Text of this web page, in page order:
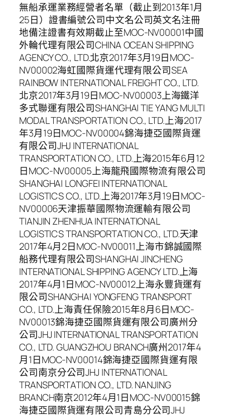
無船承運業務經營者名單（截止到2013年1月
25日）證書編號公司中文名公司英文名注冊
地備注證書有效期截止至MOC-NV00001中國
外輪代理有限公司CHINA OCEAN SHIPPING
AGENCY CO., LTD.北京2017年3月19日MOC-
NV00002海虹國際貨運代理有限公司SEA
RAINBOW INTERNATIONAL FREIGHT CO., LTD.
北京2017年3月19日MOC-NV00003上海鐵洋
多式聯運有限公司SHANGHAI TIE YANG MULTI
MODAL TRANSPORTATION CO., LTD.上海2017
年3月19日MOC-NV00004錦海捷亞國際貨運
有限公司JHJ INTERNATIONAL
TRANSPORTATION CO., LTD.上海2015年6月12
日MOC-NV00005上海龍飛國際物流有限公司
SHANGHAI LONGFEI INTERNATIONAL
LOGISTICS CO., LTD.上海2017年3月19日MOC-
NV00006天津振華國際物流運輸有限公司
TIANJIN ZHENHUA INTERNATIONAL
LOGISTICS TRANSPORTATION CO., LTD.天津
2017年4月2日MOC-NV00011上海市錦誠國際
船務代理有限公司SHANGHAI JINCHENG
INTERNATIONAL SHIPPING AGENCY LTD.上海
2017年4月1日MOC-NV00012上海永豐貨運有
限公司SHANGHAI YONGFENG TRANSPORT
CO., LTD.上海責任保險2015年8月6日MOC-
NV00013錦海捷亞國際貨運有限公司廣州分
公司JHJ INTERNATIONAL TRANSPORTATION
CO., LTD. GUANGZHOU BRANCH廣州2017年4
月1日MOC-NV00014錦海捷亞國際貨運有限
公司南京分公司JHJ INTERNATIONAL
TRANSPORTATION CO., LTD. NANJING
BRANCH南京2012年4月1日MOC-NV00015錦
海捷亞國際貨運有限公司青島分公司JHJ